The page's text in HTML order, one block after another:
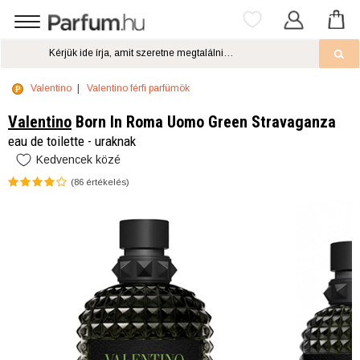
Valentino Valentino férfi parfümök
Valentino Born In Roma Uomo Green Stravaganza
eau de toilette - uraknak
Kedvencek közé
(86 értékelés)